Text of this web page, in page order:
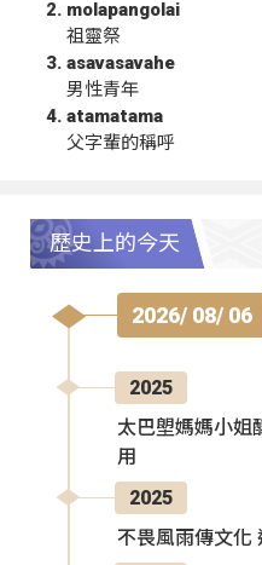
molapangolai
祖靈祭
asavasavahe
男性青年
atamatama
父字輩的稱呼
歷史上的今天
2026/ 08/ 06
2025
太巴塱媽媽小姐
用
2025
不畏風雨傳文化